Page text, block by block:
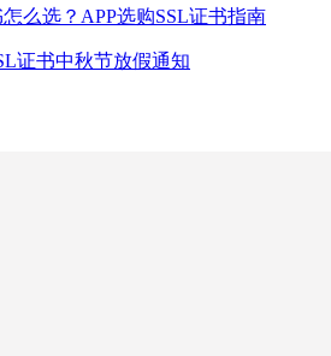
怎么选？APP选购SSL证书指南
证书中秋节放假通知